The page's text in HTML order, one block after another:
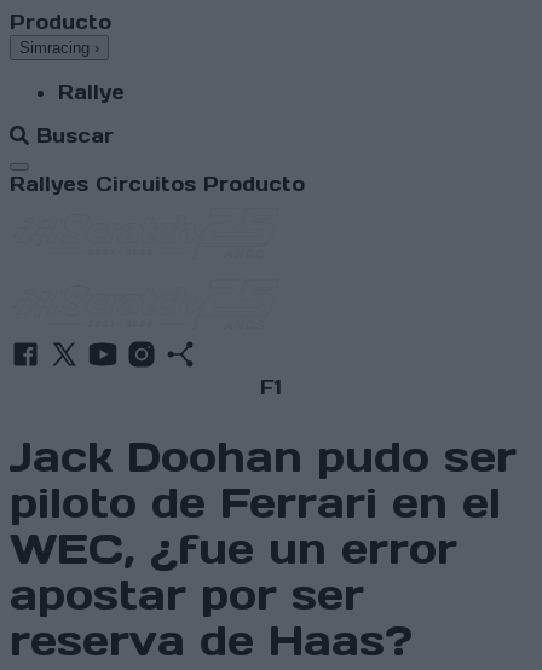
Producto
Simracing ›
Rallye
Buscar
Abrir menú
Rallyes Circuitos Producto
F1
Jack Doohan pudo ser
piloto de Ferrari en el
WEC, ¿fue un error
apostar por ser
reserva de Haas?